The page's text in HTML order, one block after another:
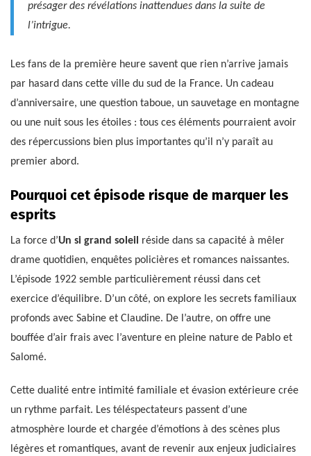
présager des révélations inattendues dans la suite de
l’intrigue.
Les fans de la première heure savent que rien n’arrive jamais
par hasard dans cette ville du sud de la France. Un cadeau
d’anniversaire, une question taboue, un sauvetage en montagne
ou une nuit sous les étoiles : tous ces éléments pourraient avoir
des répercussions bien plus importantes qu’il n’y paraît au
premier abord.
Pourquoi cet épisode risque de marquer les
esprits
La force d’Un si grand soleil réside dans sa capacité à mêler
drame quotidien, enquêtes policières et romances naissantes.
L’épisode 1922 semble particulièrement réussi dans cet
exercice d’équilibre. D’un côté, on explore les secrets familiaux
profonds avec Sabine et Claudine. De l’autre, on offre une
bouffée d’air frais avec l’aventure en pleine nature de Pablo et
Salomé.
Cette dualité entre intimité familiale et évasion extérieure crée
un rythme parfait. Les téléspectateurs passent d’une
atmosphère lourde et chargée d’émotions à des scènes plus
légères et romantiques, avant de revenir aux enjeux judiciaires